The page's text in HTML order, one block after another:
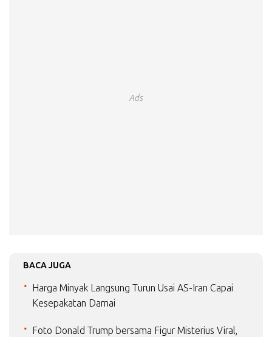
Ads
BACA JUGA
Harga Minyak Langsung Turun Usai AS-Iran Capai
Kesepakatan Damai
Foto Donald Trump bersama Figur Misterius Viral,